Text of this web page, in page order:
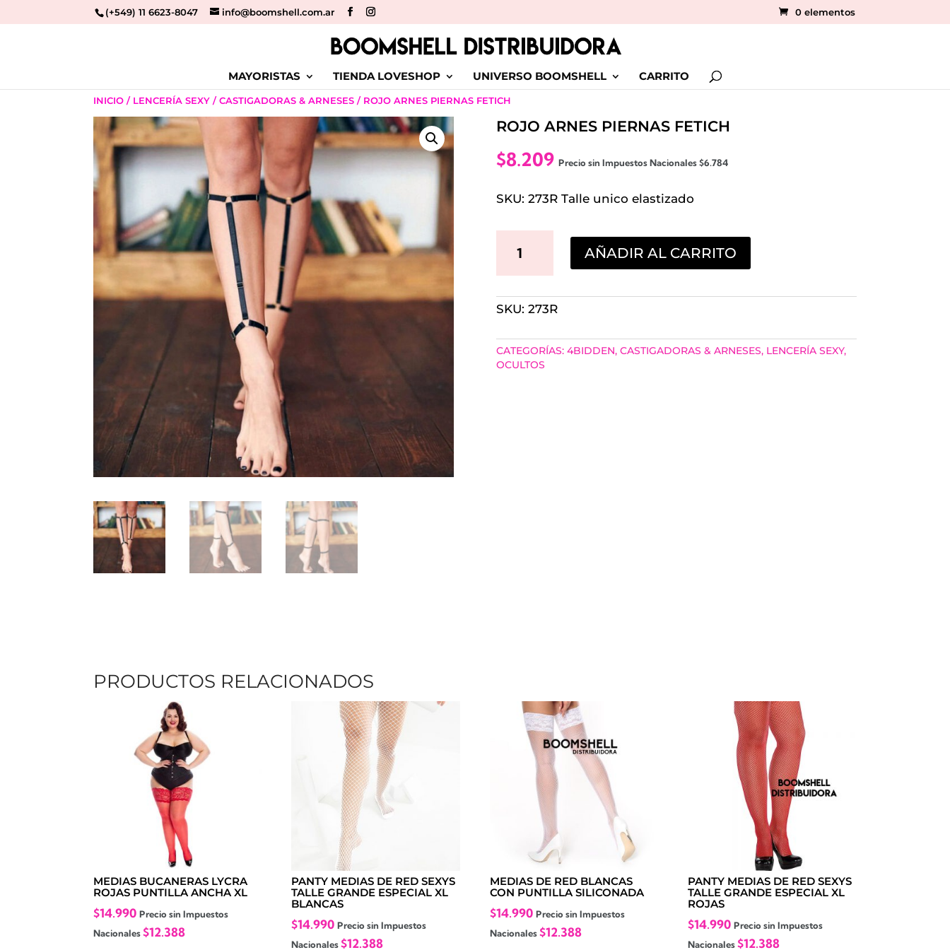
(+549) 11 6623-8047 info@boomshell.com.ar 0 elementos
MAYORISTAS TIENDA LOVESHOP UNIVERSO BOOMSHELL CARRITO
INICIO / LENCERÍA SEXY /CASTIGADORAS & ARNESES / ROJO ARNES PIERNAS FETICH
ROJO ARNES PIERNAS FETICH
$8.209 Precio sin Impuestos Nacionales$6.784
SKU: 273R Talle unico elastizado
FETICH
CANTIDAD
AÑADIR AL CARRITO
SKU: 273R
CATEGORÍAS: 4BIDDEN, CASTIGADORAS & ARNESES, LENCERÍA SEXY,
OCULTOS
PRODUCTOS RELACIONADOS
MEDIAS BUCANERAS LYCRA
ROJAS PUNTILLA ANCHA XL
$14.990 Precio sin Impuestos
Nacionales$12.388
PANTY MEDIAS DE RED SEXYS
TALLE GRANDE ESPECIAL XL
BLANCAS
$14.990 Precio sin Impuestos
Nacionales$12.388
MEDIAS DE RED BLANCAS
CON PUNTILLA SILICONADA
$14.990 Precio sin Impuestos
Nacionales$12.388
PANTY MEDIAS DE RED SEXYS
TALLE GRANDE ESPECIAL XL
ROJAS
$14.990 Precio sin Impuestos
Nacionales$12.388